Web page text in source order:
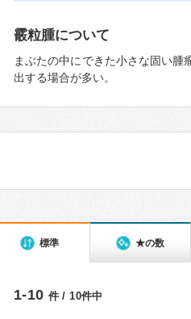
霰粒腫について
まぶたの中にできた小さな固い
出する場合が多い。
標準 ★の数
1-10 件 / 10件中